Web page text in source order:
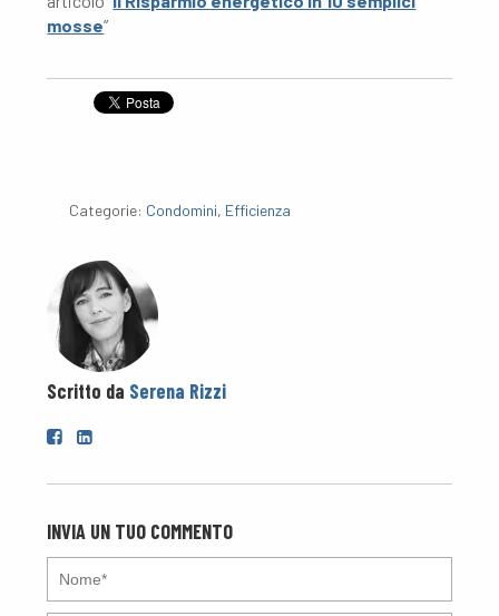
mosse”
Categorie: Condomini, Efficienza
Scritto da Serena Rizzi
INVIA UN TUO COMMENTO